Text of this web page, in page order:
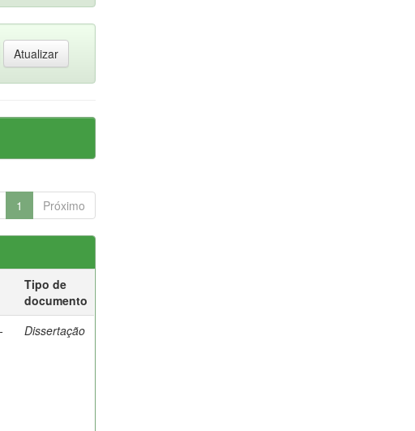
1 Próximo
Tipo de
documento
Dissertação